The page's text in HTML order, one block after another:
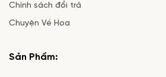
Chính sách đổi trả
Chuyện Về Hoa
Sản Phẩm: